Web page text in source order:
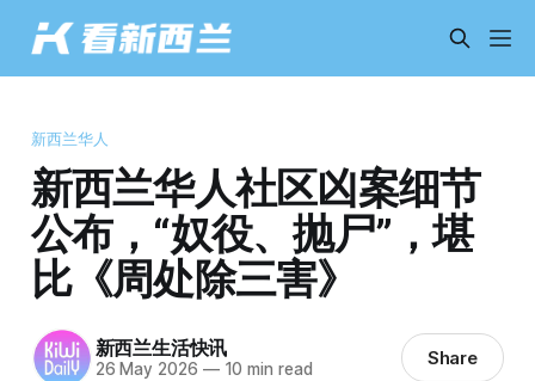
新西兰华人
新西兰华人社区凶案细节
公布，“奴役、抛尸”，堪
比《周处除三害》
新西兰生活快讯
26 May 2026 —10 min read Share